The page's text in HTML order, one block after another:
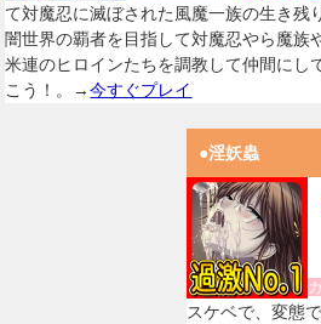
て対魔忍に滅ぼされた風魔一族の生き残
闇世界の覇者を目指して対魔忍やら魔族
米連のヒロインたちを調教して仲間にし
こう！。→今すぐプレイ
●淫妖蟲
スケベで、変態